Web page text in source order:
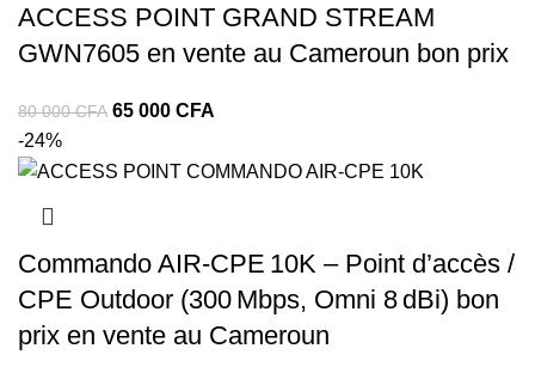
ACCESS POINT GRAND STREAM
GWN7605 en vente au Cameroun bon prix
80 000CFA 65 000 CFA
-24%
Commando AIR‑CPE 10K – Point d’accès /
CPE Outdoor (300 Mbps, Omni 8 dBi) bon
prix en vente au Cameroun